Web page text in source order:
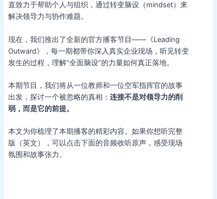
直致力于帮助个人与组织，通过转变脑设（mindset）来
解决领导力与协作难题。
现在，我们推出了全新的官方播客节目——《Leading
Outward》，每一期都带你深入真实企业现场，听见转变
发生的过程，理解“全面脑设”的力量如何真正落地。
本期节目，我们将从一位教师和一位空军指挥官的故事
出发，探讨一个被忽略的真相：连接不是对领导力的削
弱，而是它的前提。
本文为你梳理了本期播客的精彩内容。如果你想听完整
版（英文），可以点击下面的音频收听原声，感受现场
氛围和故事张力。